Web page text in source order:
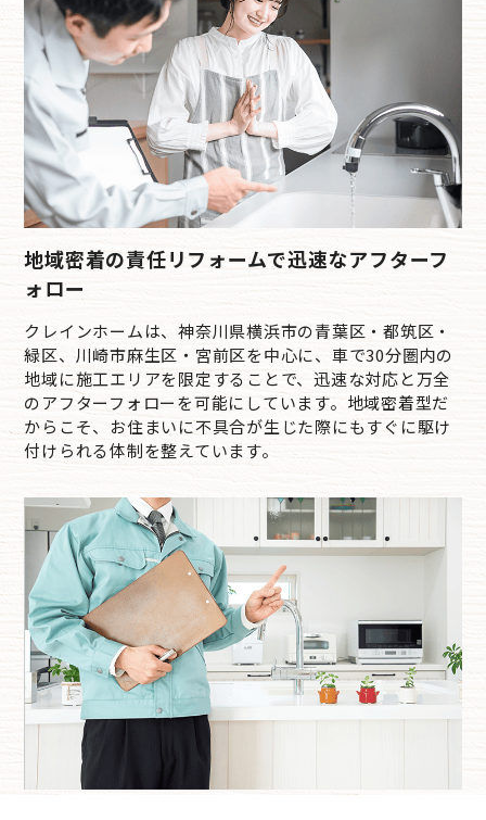
地域密着の責任リフォームで迅速なアフターフ
ォロー
クレインホームは、神奈川県横浜市の青葉区・都筑区・
緑区、川崎市麻生区・宮前区を中心に、車で30分圏内の
地域に施工エリアを限定することで、迅速な対応と万全
のアフターフォローを可能にしています。地域密着型だ
からこそ、お住まいに不具合が生じた際にもすぐに駆け
付けられる体制を整えています。